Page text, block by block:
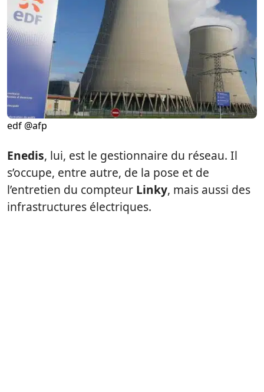
edf @afp
Enedis, lui, est le gestionnaire du réseau. Il
s’occupe, entre autre, de la pose et de
l’entretien du compteur Linky, mais aussi des
infrastructures électriques.